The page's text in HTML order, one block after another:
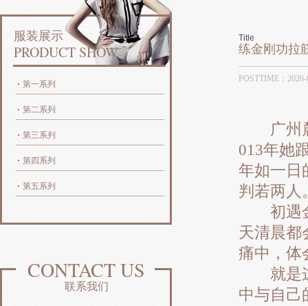
服装展示
PRODUCT SHOW
第一系列
第二系列
第三系列
第四系列
第五系列
CONTACT US
联系我们
Title
练金刚功拉
POSTTIME：
广州麓
013年她
年如一日
判若两人
初遇金
天清晨都
痛中，体
就是这
中与自己